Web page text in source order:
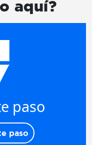
aquí?
paso
paso